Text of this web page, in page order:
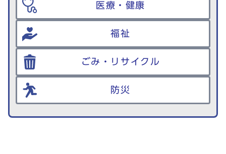
医療・健康
福祉
ごみ・リサイクル
防災